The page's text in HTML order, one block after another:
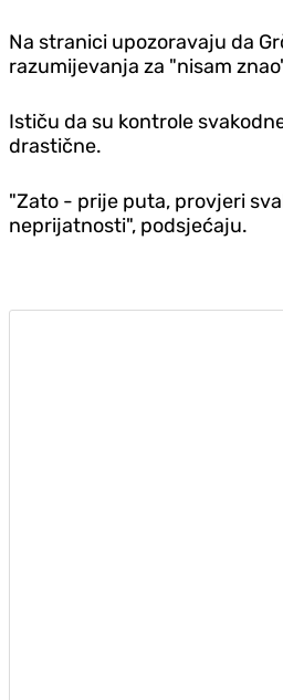
Na stranici upozoravaju da
razumijevanja za "nisam
Ističu da su kontrole
drastične.
"Zato - prije puta, provjeri
neprijatnosti", podsjećaju.